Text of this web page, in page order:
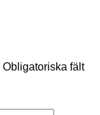
Obligatoriska fält